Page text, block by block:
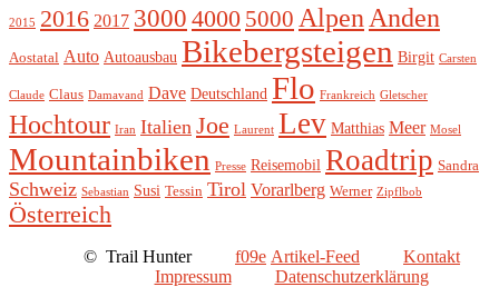
2015 2016 2017 3000 4000 5000 Alpen Anden
Aostatal Auto Autoausbau Bikebergsteigen Birgit Carsten
Claude Claus Damavand Dave Deutschland Flo Frankreich Gletscher
Hochtour Iran Italien Joe Laurent Lev Matthias Meer Mosel
Mountainbiken Presse Reisemobil Roadtrip Sandra
Schweiz Sebastian Susi Tessin Tirol Vorarlberg Werner Zipflbob
Österreich
© Trail Hunter Artikel-Feed
Kontakt
Impressum
Datenschutzerklärung